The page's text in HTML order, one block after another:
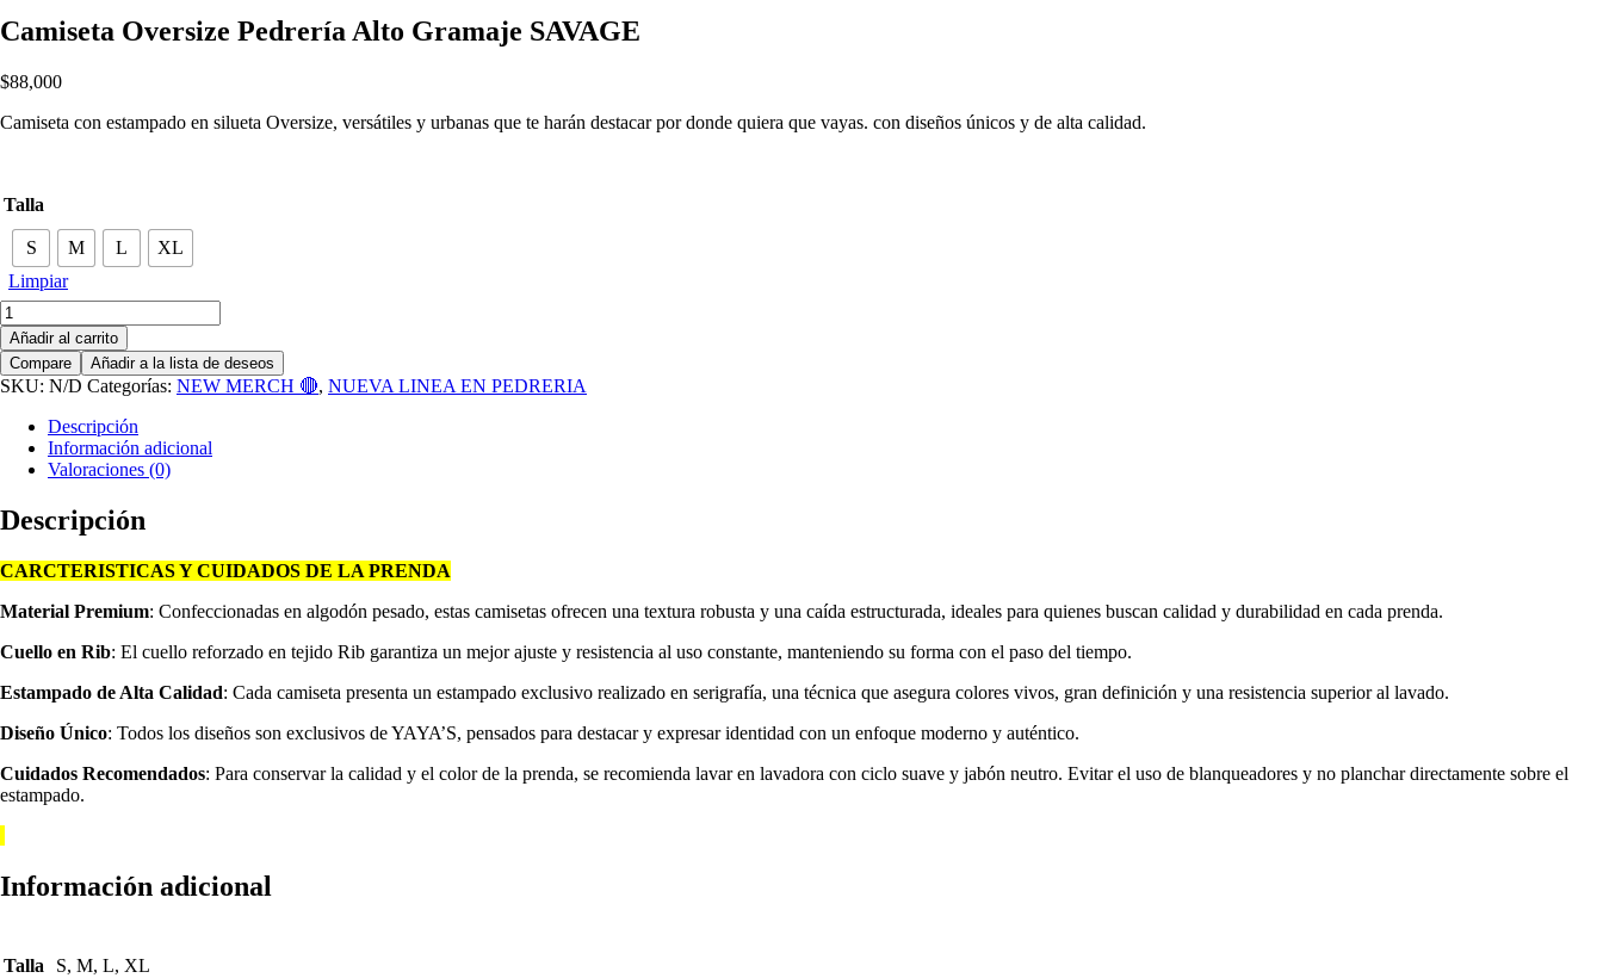
Camiseta Oversize Pedrería Alto Gramaje SAVAGE
$88,000
Camiseta con estampado en silueta Oversize, versátiles y urbanas que te harán destacar por donde quiera que vayas. con diseños únicos y de alta calidad.
Talla
S M L
XL
Limpiar
Camiseta
Oversize
Pedrería
Alto
Gramaje
SAVAGE
cantidad
Añadir al carrito
Compare
Añadir a la lista de deseos
SKU: N/D Categorías: NEW MERCH 🔴, NUEVA LINEA EN PEDRERIA
Descripción
Información adicional
Valoraciones (0)
Descripción
CARCTERISTICAS Y CUIDADOS DE LA PRENDA
Material Premium: Confeccionadas en algodón pesado, estas camisetas ofrecen una textura robusta y una caída estructurada, ideales para quienes buscan calidad y durabilidad en cada prenda.
Cuello en Rib: El cuello reforzado en tejido Rib garantiza un mejor ajuste y resistencia al uso constante, manteniendo su forma con el paso del tiempo.
Estampado de Alta Calidad: Cada camiseta presenta un estampado exclusivo realizado en serigrafía, una técnica que asegura colores vivos, gran definición y una resistencia superior al lavado.
Diseño Único: Todos los diseños son exclusivos de YAYA’S, pensados para destacar y expresar identidad con un enfoque moderno y auténtico.
Cuidados Recomendados: Para conservar la calidad y el color de la prenda, se recomienda lavar en lavadora con ciclo suave y jabón neutro. Evitar el uso de blanqueadores y no planchar directamente sobre el
estampado.
Información adicional
Talla S, M, L, XL